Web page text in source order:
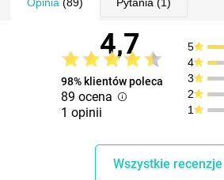
4,7
98% klientów poleca
89 ocena
1 opinii
5
4
3
2
1
Wszystkie